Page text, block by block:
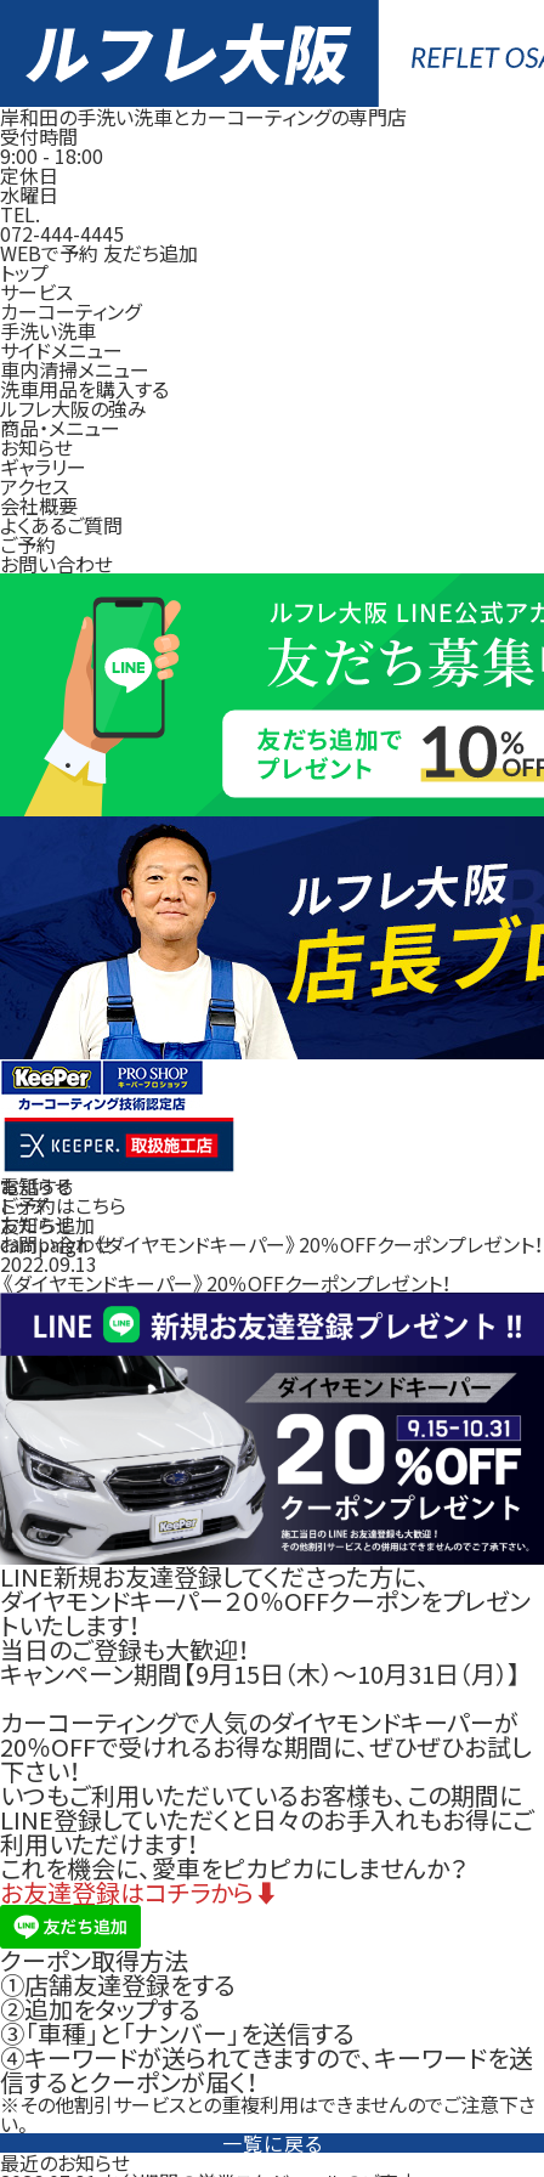
岸和田の手洗い洗車とカーコーティングの専門店
受付時間
9:00 -18:00
定休日
水曜日
TEL.
072-444-4445
WEBで予約 友だち追加
トップ
サービス
カーコーティング
手洗い洗車
サイドメニュー
車内清掃メニュー
洗車用品を購入する
ルフレ大阪の強み
商品・メニュー
お知らせ
ギャラリー
アクセス
会社概要
よくあるご質問
ご予約
お問い合わせ
電話する
ご予約はこちら
友だち追加
お問い合わせ
お知らせ
トップ
お知らせ
campaign 《ダイヤモンドキーパー》20％OFFクーポンプレゼント！
2022.09.13
《ダイヤモンドキーパー》20％OFFクーポンプレゼント！
LINE新規お友達登録してくださった方に、
ダイヤモンドキーパー２０％OFFクーポンをプレゼン
トいたします！
当日のご登録も大歓迎！
キャンペーン期間【9月15日（木）〜10月31日（月）】
カーコーティングで人気のダイヤモンドキーパーが
20％OFFで受けれるお得な期間に、ぜひぜひお試し
下さい！
いつもご利用いただいているお客様も、この期間に
LINE登録していただくと日々のお手入れもお得にご
利用いただけます！
これを機会に、愛車をピカピカにしませんか？
お友達登録はコチラから⬇
クーポン取得方法
①店舗友達登録をする
②追加をタップする
③「車種」と「ナンバー」を送信する
④キーワードが送られてきますので、キーワードを送
信するとクーポンが届く！
※その他割引サービスとの重複利用はできませんのでご注意下さ
い。
一覧に戻る
最近のお知らせ